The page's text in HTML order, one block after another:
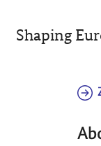
Shaping